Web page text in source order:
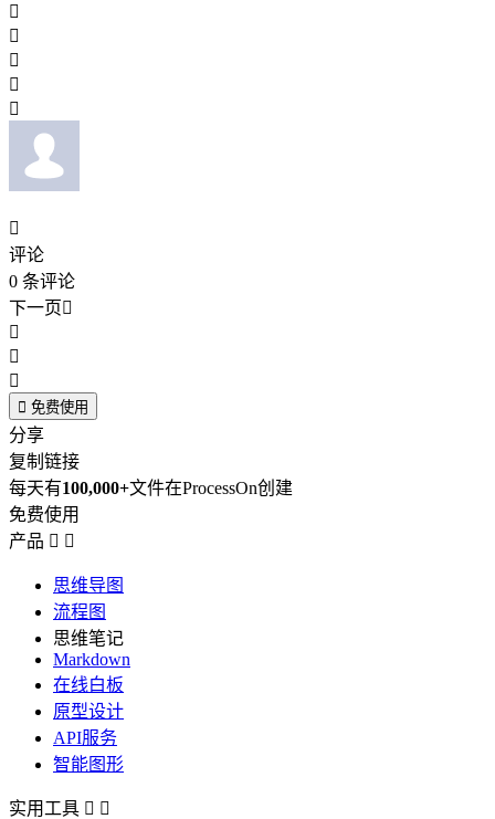






评论
0 条评论
下一页



 免费使用
分享
复制链接
每天有100,000+文件在ProcessOn创建
免费使用
产品  
思维导图
流程图
思维笔记
Markdown
在线白板
原型设计
API服务
智能图形
实用工具  